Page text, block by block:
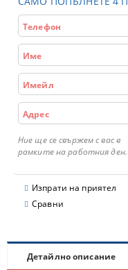
Ние ще се свържем с вас в
рамките на работния ден.
Изпрати на приятел
Сравни
Детайлно описание